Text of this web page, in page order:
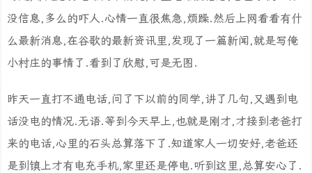
没信息,多么的吓人.心情一直很焦急,烦躁.然后上网看看有什
么最新消息,在谷歌的最新资讯里,发现了一篇新闻,就是写俺
小村庄的事情了.看到了欣慰,可是无图.
昨天一直打不通电话,问了下以前的同学,讲了几句,又遇到电
话没电的情况.无语.等到今天早上,也就是刚才,才接到老爸打
来的电话,心里的石头总算落下了.知道家人一切安好,老爸还
是到镇上才有电充手机,家里还是停电.听到这里,总算安心了.